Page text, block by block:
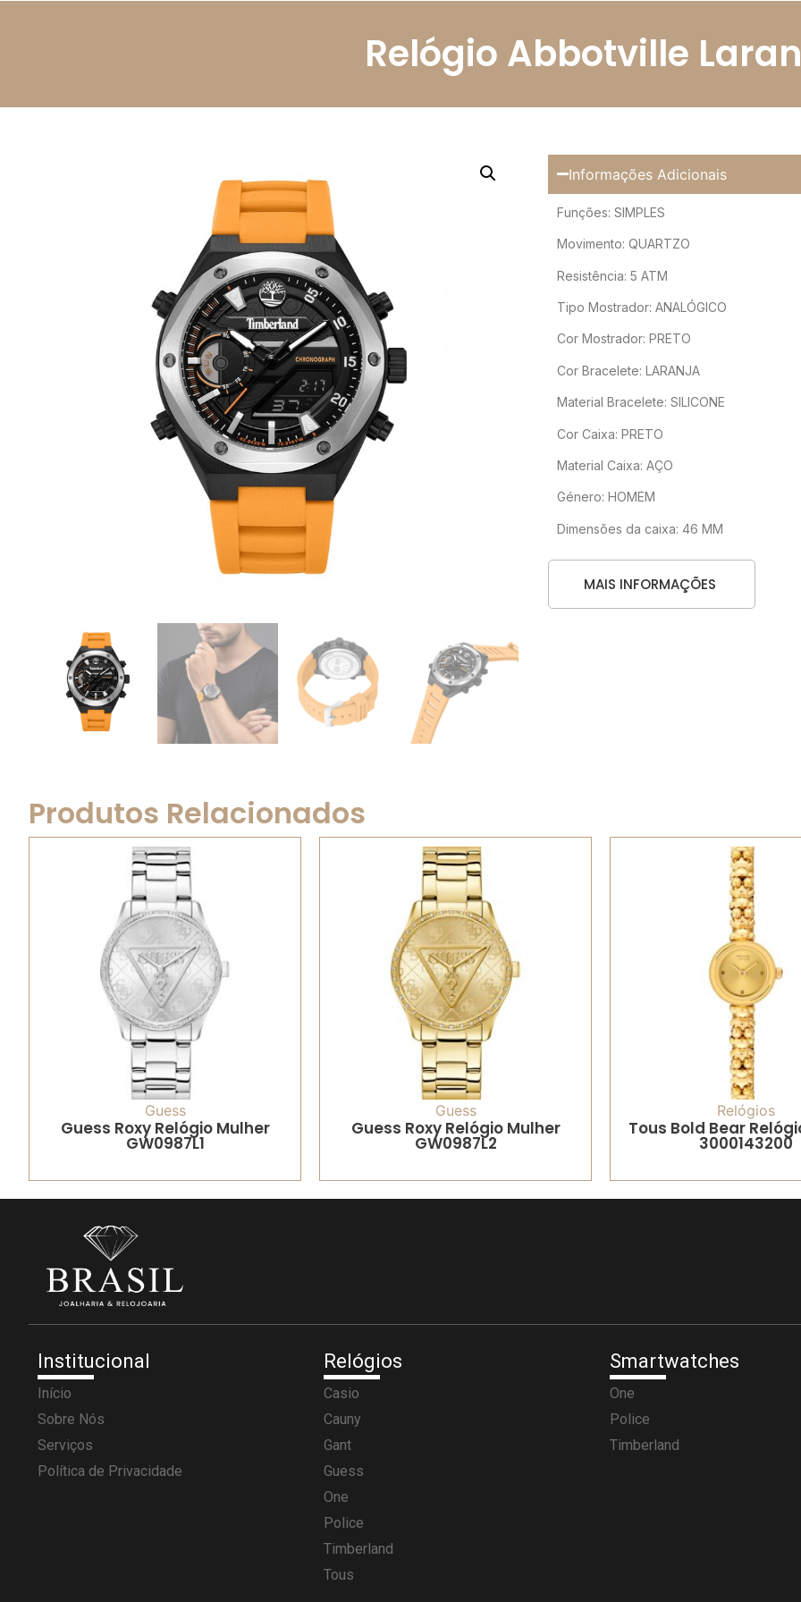
Relógio Abbotville
Informações Adicionais
Funções: SIMPLES
Movimento: QUARTZO
Resistência: 5 ATM
Tipo Mostrador: ANALÓGICO
Cor Mostrador: PRETO
Cor Bracelete: LARANJA
Material Bracelete: SILICONE
Cor Caixa: PRETO
Material Caixa: AÇO
Género: HOMEM
Dimensões da caixa: 46 MM
MAIS INFORMAÇÕES
Produtos Relacionados
Guess
Guess Roxy Relógio Mulher
GW0987L1
Guess
Guess Roxy Relógio Mulher
GW0987L2
Relógios
Tous Bold Bear
3000143200
Institucional
Início
Sobre Nós
Serviços
Política de Privacidade
Relógios
Casio
Cauny
Gant
Guess
One
Police
Timberland
Tous
Smartwatches
One
Police
Timberland
Autorizo o uso